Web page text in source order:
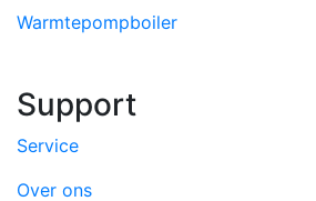
Warmtepompboiler
Support
Service
Over ons